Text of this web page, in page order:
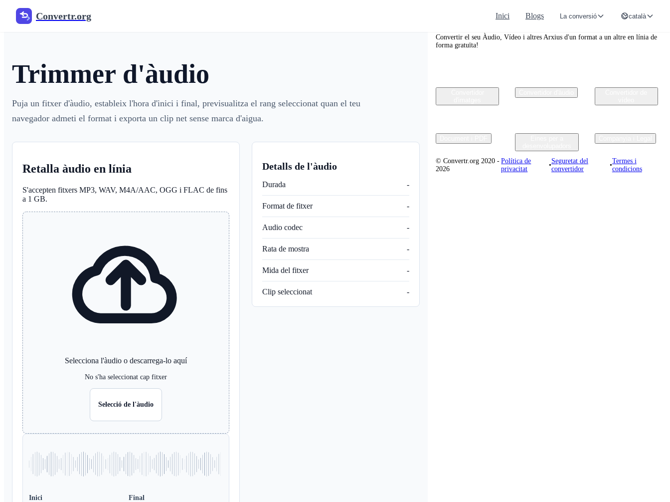
Convertr.org Inici Blogs La conversió català
Trimmer d'àudio
Puja un fitxer d'àudio, estableix l'hora d'inici i final, previsualitza el rang seleccionat quan el teu
navegador admeti el format i exporta un clip net sense marca d'aigua.
Retalla àudio en línia
S'accepten fitxers MP3, WAV, M4A/AAC, OGG i FLAC de fins
a 1 GB.
Selecciona l'àudio o descarrega-lo aquí
No s'ha seleccionat cap fitxer
Selecció de l'àudio
Inici Final
Detalls de l'àudio
Durada -
Format de fitxer -
Audio codec -
Rata de mostra -
Mida del fitxer -
Clip seleccionat -
Convertir el seu Àudio, Vídeo i altres Arxius d'un format a un altre en línia de
forma gratuïta!
© Convertr.org 2020 -
2026
Política de
privacitat
•
Seguretat del
convertidor
•
Termes i
condicions